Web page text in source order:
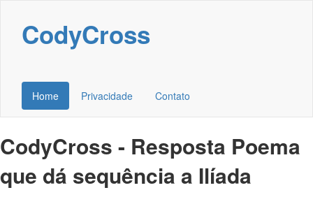
CodyCross
Home Privacidade Contato
CodyCross - Resposta Poema
que dá sequência a Ilíada